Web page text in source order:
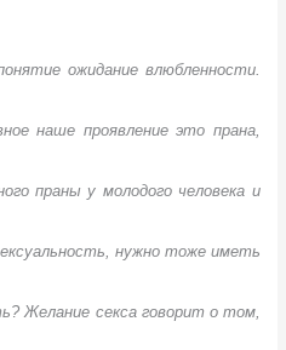
ожидание влюбленности.
наше проявление это прана,
праны у молодого человека и
нужно тоже иметь
Желание секса говорит о том,